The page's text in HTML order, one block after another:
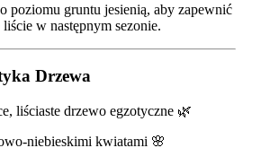
poziomu gruntu jesienią, aby zapewnić
w następnym sezonie.
Drzewa
liściaste drzewo egzotyczne 🌿
niebieskimi kwiatami 🌸